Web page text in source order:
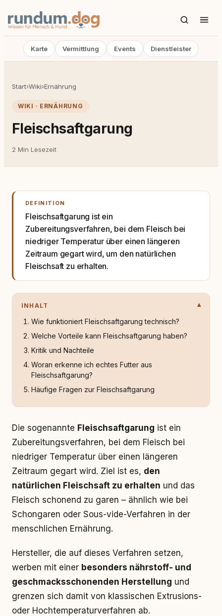
Karte Vermittlung Events Dienstleister
Start›Wiki›Ernährung
WIKI · ERNÄHRUNG
Fleischsaftgarung
2 Min Lesezeit
DEFINITION
Fleischsaftgarung ist ein
Zubereitungsverfahren, bei dem Fleisch bei
niedriger Temperatur über einen längeren
Zeitraum gegart wird, um den natürlichen
Fleischsaft zu erhalten.
INHALT
Wie funktioniert Fleischsaftgarung technisch?
Welche Vorteile kann Fleischsaftgarung haben?
Kritik und Nachteile
Woran erkenne ich echtes Futter aus
Fleischsaftgarung?
Häufige Fragen zur Fleischsaftgarung
Die sogenannte Fleischsaftgarung ist ein
Zubereitungsverfahren, bei dem Fleisch bei
niedriger Temperatur über einen längeren
Zeitraum gegart wird. Ziel ist es, den
natürlichen Fleischsaft zu erhalten und das
Fleisch schonend zu garen – ähnlich wie bei
Schongaren oder Sous-vide-Verfahren in der
menschlichen Ernährung.
Hersteller, die auf dieses Verfahren setzen,
werben mit einer besonders nährstoff- und
geschmacksschonenden Herstellung und
grenzen sich damit von klassischen Extrusions-
oder Hochtemperaturverfahren ab.